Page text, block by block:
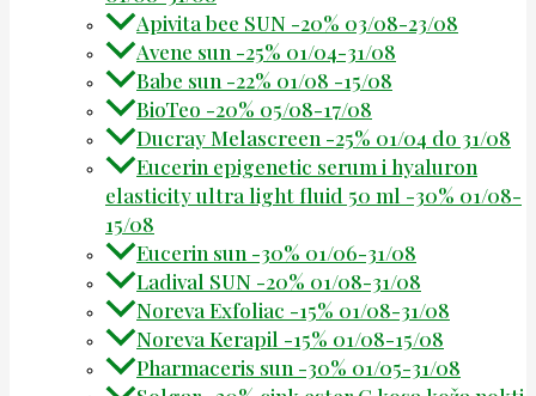
Apivita bee SUN -20% 03/08-23/08
Avene sun -25% 01/04-31/08
Babe sun -22% 01/08 -15/08
BioTeo -20% 05/08-17/08
Ducray Melascreen -25% 01/04 do 31/08
Eucerin epigenetic serum i hyaluron
elasticity ultra light fluid 50 ml -30% 01/08-
15/08
Eucerin sun -30% 01/06-31/08
Ladival SUN -20% 01/08-31/08
Noreva Exfoliac -15% 01/08-31/08
Noreva Kerapil -15% 01/08-15/08
Pharmaceris sun -30% 01/05-31/08